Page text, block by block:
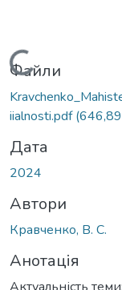
Файли
iialnosti.pdf
Дата
2024
Автори
Кравченко, В. С.
Анотація